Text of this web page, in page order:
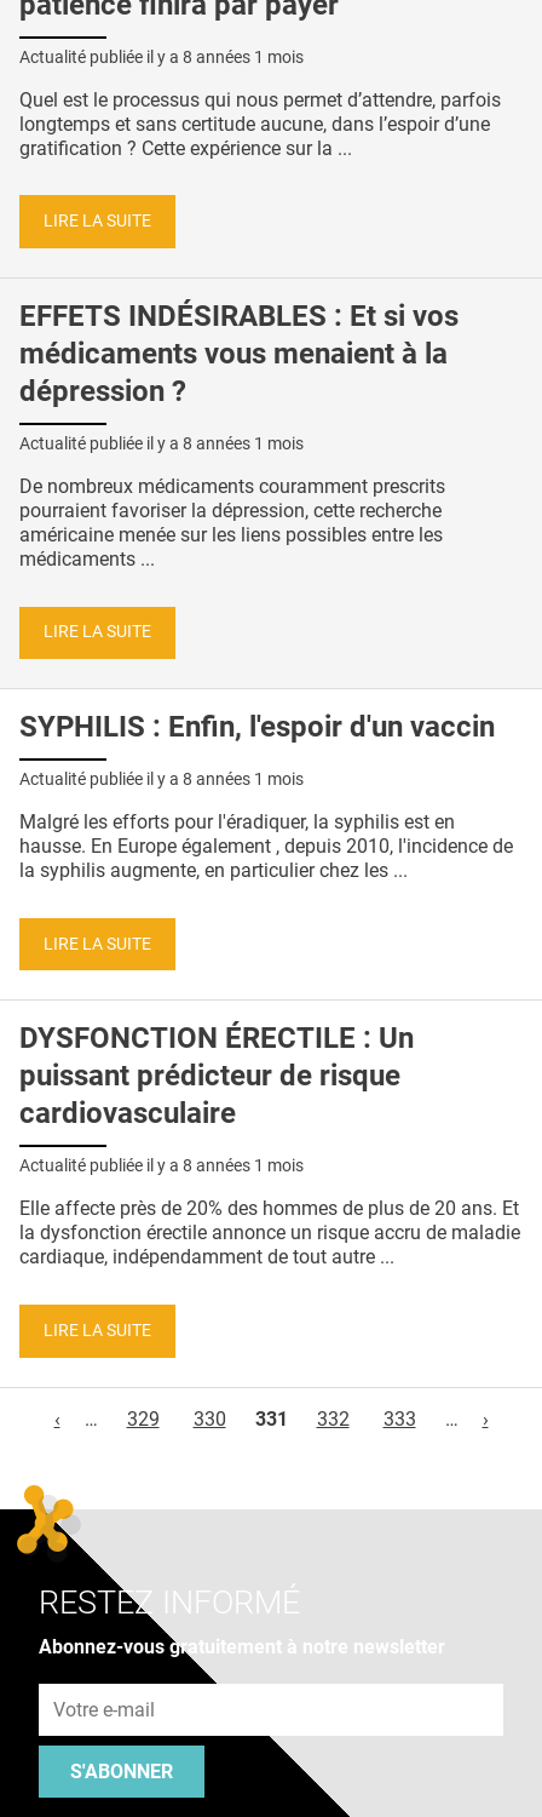
Actualité publiée il y a 8 années 1 mois
Quel est le processus qui nous permet d’attendre, parfois
longtemps et sans certitude aucune, dans l’espoir d’une
gratification ? Cette expérience sur la ...
LIRE LA SUITE
EFFETS INDÉSIRABLES : Et si vos
médicaments vous menaient à la
dépression ?
Actualité publiée il y a 8 années 1 mois
De nombreux médicaments couramment prescrits
pourraient favoriser la dépression, cette recherche
américaine menée sur les liens possibles entre les
médicaments ...
LIRE LA SUITE
SYPHILIS : Enfin, l'espoir d'un vaccin
Actualité publiée il y a 8 années 1 mois
Malgré les efforts pour l'éradiquer, la syphilis est en
hausse. En Europe également , depuis 2010, l'incidence de
la syphilis augmente, en particulier chez les ...
LIRE LA SUITE
DYSFONCTION ÉRECTILE : Un
puissant prédicteur de risque
cardiovasculaire
Actualité publiée il y a 8 années 1 mois
Elle affecte près de 20% des hommes de plus de 20 ans. Et
la dysfonction érectile annonce un risque accru de maladie
cardiaque, indépendamment de tout autre ...
LIRE LA SUITE
‹
… 329 330 331 332 333 … ›
RESTEZ INFORMÉ
Abonnez-vous gratuitement à notre newsletter
S'ABONNER